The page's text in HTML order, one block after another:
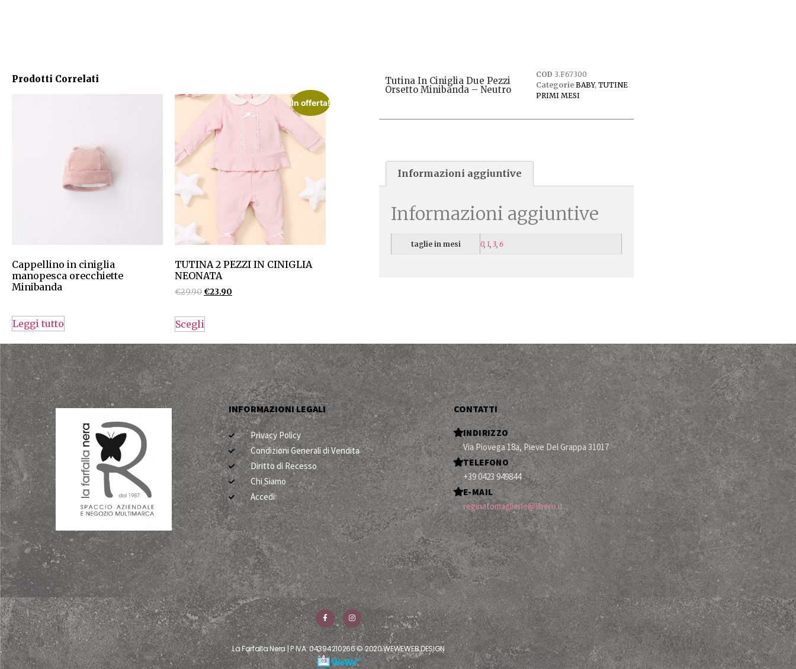
Prodotti Correlati
Cappellino in ciniglia
manopesca orecchiette
Minibanda
Leggi tutto
In offerta!
TUTINA 2 PEZZI IN CINIGLIA
NEONATA
€29.90€23.90
Scegli
Tutina In Ciniglia Due Pezzi
Orsetto Minibanda – Neutro
COD 3.F67300
Categorie BABY, TUTINE
PRIMI MESI
Informazioni aggiuntive
Informazioni aggiuntive
taglie in mesi 0, 1, 3, 6
INFORMAZIONI LEGALI
Privacy Policy
Condizioni Generali di Vendita
Diritto di Recesso
Chi Siamo
Accedi
CONTATTI
INDIRIZZO
Via Piovega 18a, Pieve Del Grappa 31017
TELEFONO
+39 0423 949844
E-MAIL
reginatomaglierie@libero.it
La Farfalla Nera | P IVA: 04394210266 © 2020 WEWEWEB DESIGN